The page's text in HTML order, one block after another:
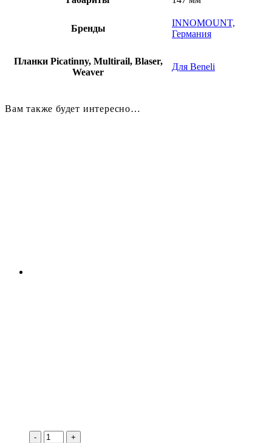
Бренды
INNOMOUNT,
Германия
Планки Picatinny, Multirail, Blaser,
Weaver
Для Beneli
Вам также будет интересно…
- +